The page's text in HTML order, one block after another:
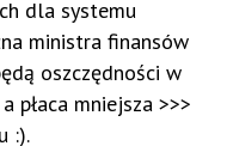
dla systemu
ministra finansów
oszczędności w
płaca mniejsza >>>
:).